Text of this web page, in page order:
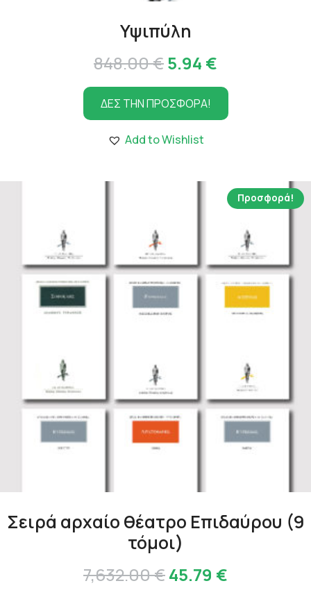
Υψιπύλη
848.00€Original
price
was:
848.00 €.
5.94 €
τρέχουσα
τιμή
ΔΕΣ ΤΗΝ ΠΡΟΣΦΟΡΑ!
Add to Wishlist
Προσφορά!
Σειρά αρχαίο θέατρο Επιδαύρου (9
τόμοι)
7,632.00€Original
45.79 €